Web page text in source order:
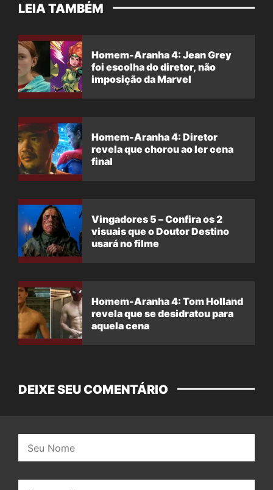
LEIA TAMBÉM
Homem-Aranha 4: Jean Grey
foi escolha do diretor, não
imposição da Marvel
Homem-Aranha 4: Diretor
revela que chorou ao ler cena
final
Vingadores 5 – Confira os 2
visuais que o Doutor Destino
usará no filme
Homem-Aranha 4: Tom Holland
revela que se desidratou para
aquela cena
DEIXE SEU COMENTÁRIO